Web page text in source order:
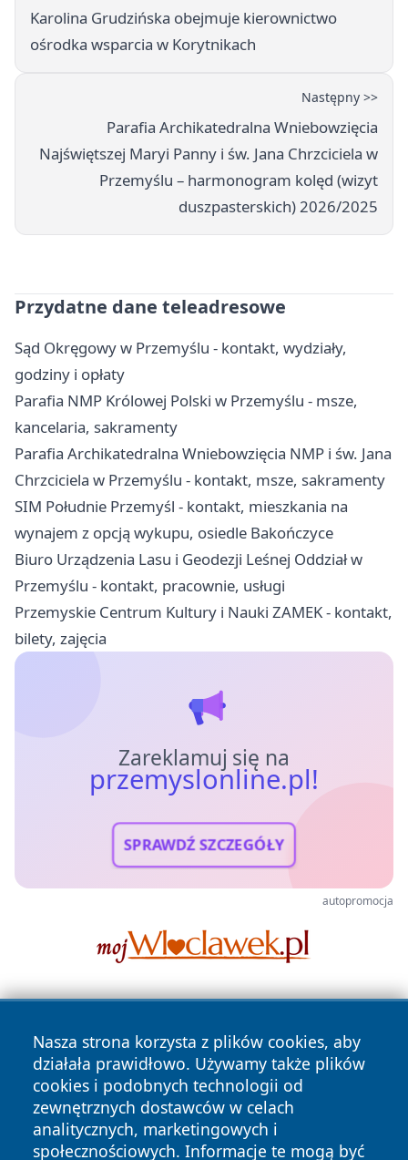
Karolina Grudzińska obejmuje kierownictwo
ośrodka wsparcia w Korytnikach
Następny >>
Parafia Archikatedralna Wniebowzięcia
Najświętszej Maryi Panny i św. Jana Chrzciciela w
Przemyślu – harmonogram kolęd (wizyt
duszpasterskich) 2026/2025
Przydatne dane teleadresowe
Sąd Okręgowy w Przemyślu - kontakt, wydziały,
godziny i opłaty
Parafia NMP Królowej Polski w Przemyślu - msze,
kancelaria, sakramenty
Parafia Archikatedralna Wniebowzięcia NMP i św. Jana
Chrzciciela w Przemyślu - kontakt, msze, sakramenty
SIM Południe Przemyśl - kontakt, mieszkania na
wynajem z opcją wykupu, osiedle Bakończyce
Biuro Urządzenia Lasu i Geodezji Leśnej Oddział w
Przemyślu - kontakt, pracownie, usługi
Przemyskie Centrum Kultury i Nauki ZAMEK - kontakt,
bilety, zajęcia
Zareklamuj się na
przemyslonline.pl!
SPRAWDŹ SZCZEGÓŁY
autopromocja
Nasza strona korzysta z plików cookies, aby
działała prawidłowo. Używamy także plików
cookies i podobnych technologii od
zewnętrznych dostawców w celach
analitycznych, marketingowych i
społecznościowych. Informacje te mogą być
Copyright © 2026 przemyslonline.pl Wszystkie prawa
zastrzeżone.